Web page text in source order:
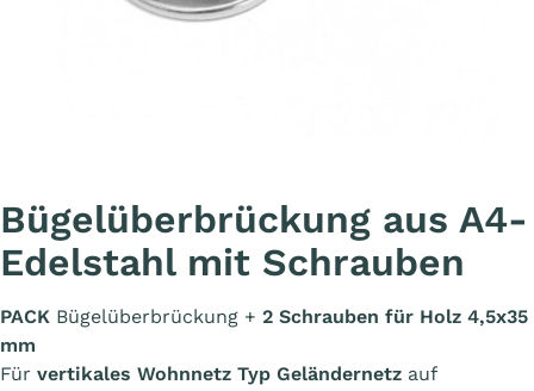
Bügelüberbrückung aus A4-
Edelstahl mit Schrauben
PACK Bügelüberbrückung + 2 Schrauben für Holz 4,5x35
mm
Für vertikales Wohnnetz Typ Geländernetz auf